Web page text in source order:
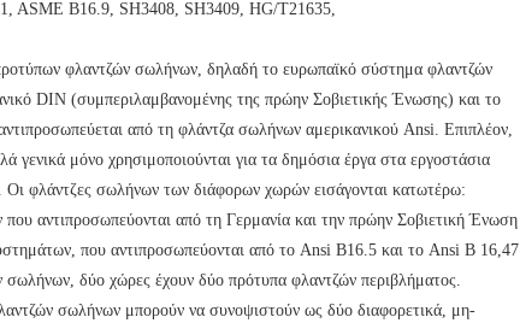
ASME B16.9, SH3408, SH3409, HG/T21635,
φλαντζών σωλήνων, δηλαδή το ευρωπαϊκό σύστημα φλαντζών
DIN (συμπεριλαμβανομένης της πρώην Σοβιετικής Ένωσης) και το
από τη φλάντζα σωλήνων αμερικανικού Ansi. Επιπλέον,
γενικά μόνο χρησιμοποιούνται για τα δημόσια έργα στα εργοστάσια
Οι φλάντζες σωλήνων των διάφορων χωρών εισάγονται κατωτέρω:
αντιπροσωπεύονται από τη Γερμανία και την πρώην Σοβιετική Ένωση
που αντιπροσωπεύονται από το Ansi B16.5 και το Ansi Β 16,47
σωλήνων, δύο χώρες έχουν δύο πρότυπα φλαντζών περιβλήματος.
σωλήνων μπορούν να συνοψιστούν ως δύο διαφορετικά, μη-